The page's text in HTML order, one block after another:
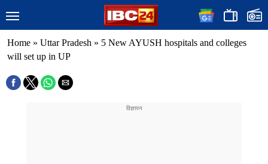
Home » Uttar Pradesh » 5 New AYUSH hospitals and colleges
will set up in UP